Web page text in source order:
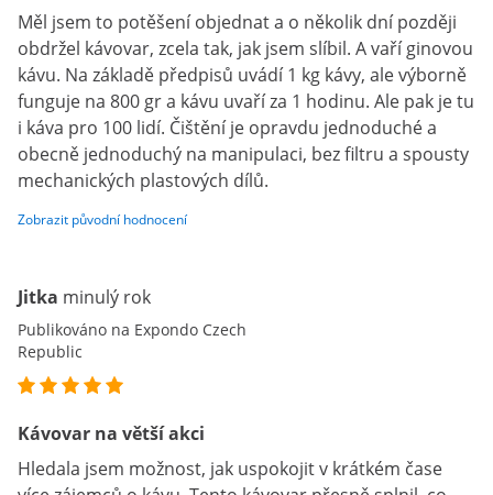
Měl jsem to potěšení objednat a o několik dní později
obdržel kávovar, zcela tak, jak jsem slíbil. A vaří ginovou
kávu. Na základě předpisů uvádí 1 kg kávy, ale výborně
funguje na 800 gr a kávu uvaří za 1 hodinu. Ale pak je tu
i káva pro 100 lidí. Čištění je opravdu jednoduché a
obecně jednoduchý na manipulaci, bez filtru a spousty
mechanických plastových dílů.
Zobrazit původní hodnocení
Jitka minulý rok
Publikováno na Expondo Czech
Republic
Kávovar na větší akci
Hledala jsem možnost, jak uspokojit v krátkém čase